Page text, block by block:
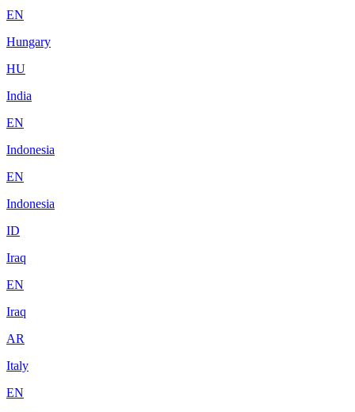
EN
Hungary
HU
India
EN
Indonesia
EN
Indonesia
ID
Iraq
EN
Iraq
AR
Italy
EN